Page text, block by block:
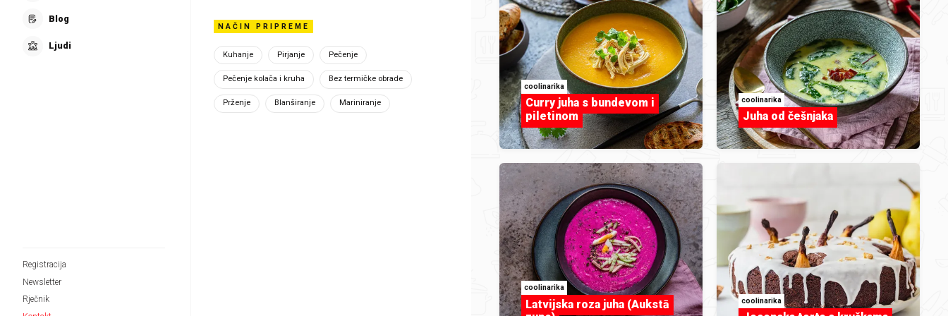
Blog
Ljudi
Registracija
Newsletter
Rječnik
Ime / korisničko ime*
NAČIN PRIPREME
Kuhanje Pirjanje Pečenje
Pečenje kolača i kruha Bez termičke obrade
Prženje Blanširanje Mariniranje
coolinarika
Curry juha s bundevom i
piletinom
coolinarika
Juha od češnjaka
coolinarika
Latvijska roza juha (Aukstā
coolinarika